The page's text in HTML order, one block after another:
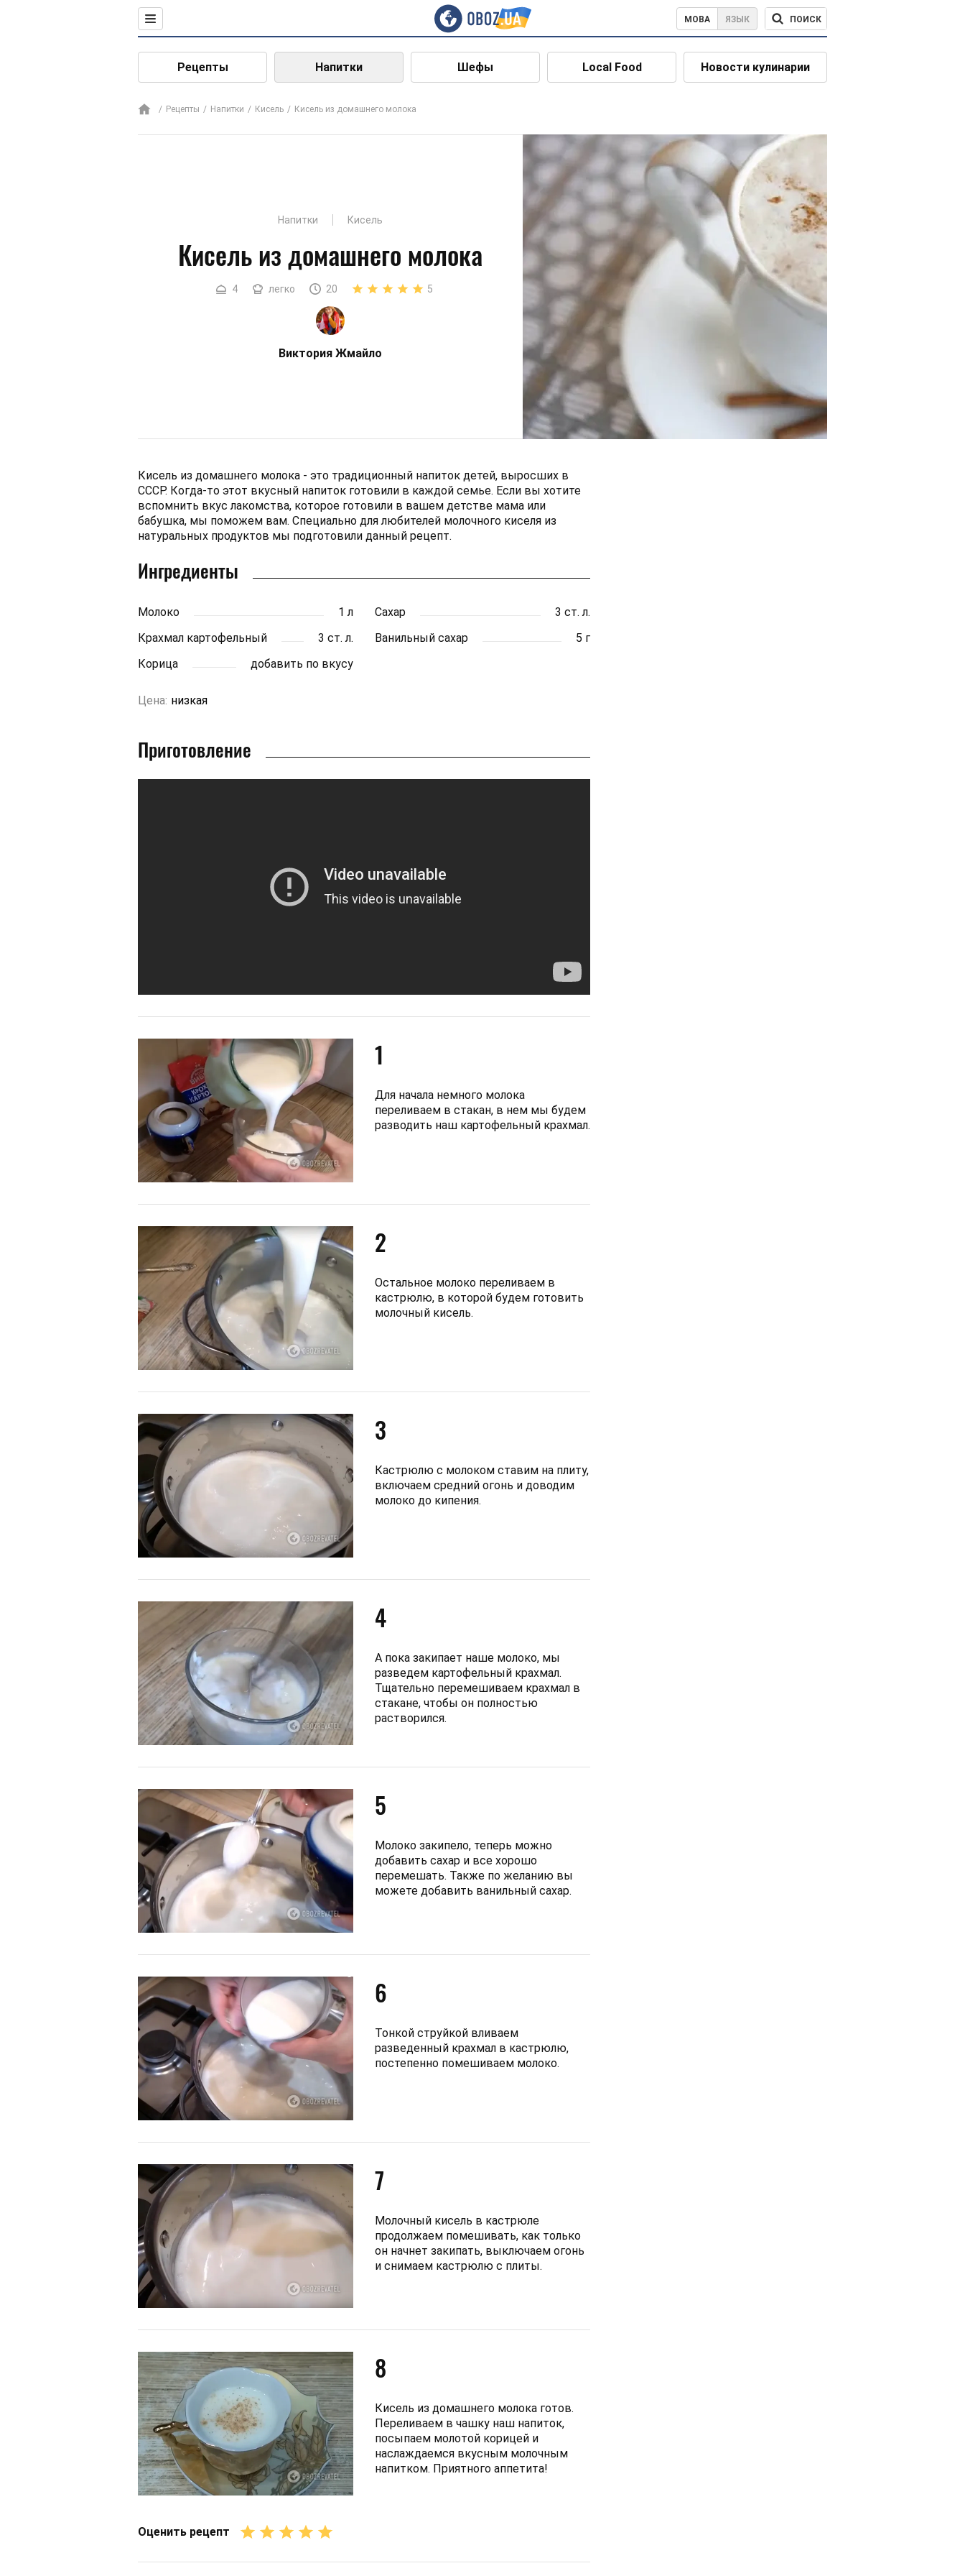
МОВА ЯЗЫК ПОИСК
Рецепты Напитки Шефы Local Food Новости кулинарии
Рецепты Напитки Кисель Кисель из домашнего молока
Напитки Кисель
Кисель из домашнего молока
4 легко 20 5
Виктория Жмайло
Кисель из домашнего молока - это традиционный напиток детей, выросших в
СССР. Когда-то этот вкусный напиток готовили в каждой семье. Если вы хотите
вспомнить вкус лакомства, которое готовили в вашем детстве мама или
бабушка, мы поможем вам. Специально для любителей молочного киселя из
натуральных продуктов мы подготовили данный рецепт.
Ингредиенты
Молоко 1 л Сахар
3 ст. л.
Крахмал картофельный
3 ст. л. Ванильный сахар
5 г
Корица
добавить по вкусу
Цена: низкая
Приготовление
1
Для начала немного молока
переливаем в стакан, в нем мы будем
разводить наш картофельный крахмал.
2
Остальное молоко переливаем в
кастрюлю, в которой будем готовить
молочный кисель.
3
Кастрюлю с молоком ставим на плиту,
включаем средний огонь и доводим
молоко до кипения.
4
А пока закипает наше молоко, мы
разведем картофельный крахмал.
Тщательно перемешиваем крахмал в
стакане, чтобы он полностью
растворился.
5
Молоко закипело, теперь можно
добавить сахар и все хорошо
перемешать. Также по желанию вы
можете добавить ванильный сахар.
6
Тонкой струйкой вливаем
разведенный крахмал в кастрюлю,
постепенно помешиваем молоко.
7
Молочный кисель в кастрюле
продолжаем помешивать, как только
он начнет закипать, выключаем огонь
и снимаем кастрюлю с плиты.
8
Кисель из домашнего молока готов.
Переливаем в чашку наш напиток,
посыпаем молотой корицей и
наслаждаемся вкусным молочным
напитком. Приятного аппетита!
Оценить рецепт